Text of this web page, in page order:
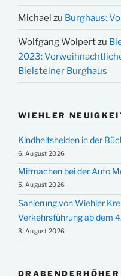
Michael zu Burghaus:
Wolfgang Wolpertzu
2023:
Bielsteiner Burghaus
WIEHLER
Kindheitshelden in der
6. August 2026
Mitmachen bei der Auto
5. August 2026
Sanierung von Wiehler
Verkehrsführung ab dem
3. August 2026